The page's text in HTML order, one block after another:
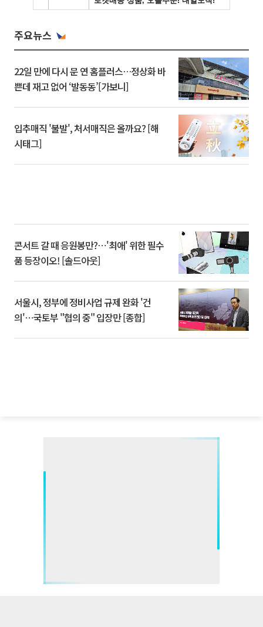
주요뉴스
22일 만에 다시 문 연 홈플러스…정상화 바
쁜데 재고 없어 ‘발동동’[가보니]
입추매직 '불발', 처서매직은 올까요? [해
시태그]
콘서트 갈 때 응원봉만?⋯'최애' 위한 필수
품 등장이오! [솔드아웃]
서울시, 정부에 정비사업 규제 완화 '건
의'⋯국토부 "협의 중" 입장만 [종합]